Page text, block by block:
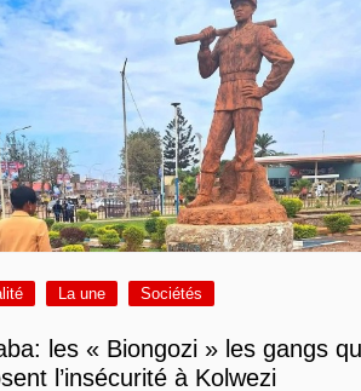
La une Sociétés
les « Biongozi » les gangs
l’insécurité à Kolwezi